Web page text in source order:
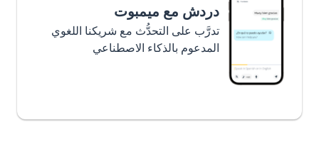
دردش مع ميمبوت
تدرَّب على التحدُّث مع شريكنا اللغوي
المدعوم بالذكاء الاصطناعي